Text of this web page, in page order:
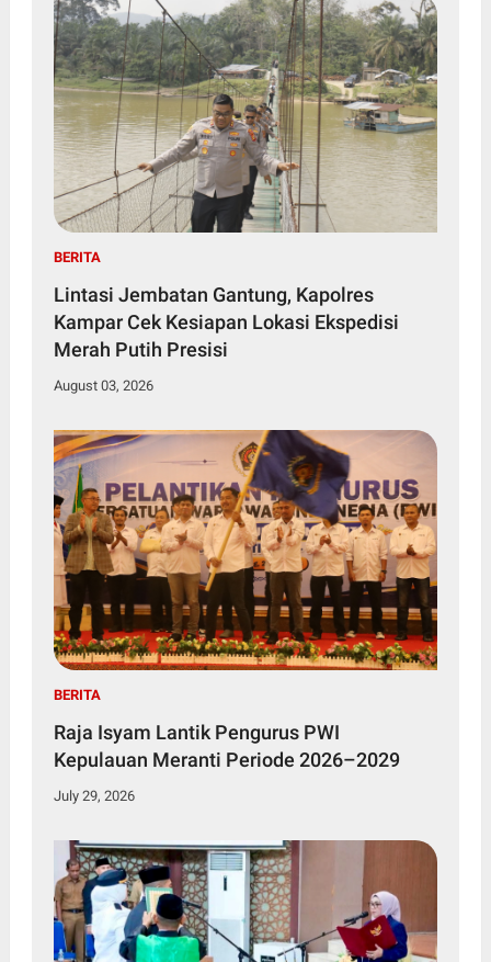
BERITA
Lintasi Jembatan Gantung, Kapolres
Kampar Cek Kesiapan Lokasi Ekspedisi
Merah Putih Presisi
August 03, 2026
BERITA
Raja Isyam Lantik Pengurus PWI
Kepulauan Meranti Periode 2026–2029
July 29, 2026